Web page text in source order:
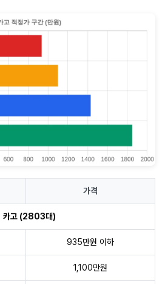
가격
카고 (2803대)
935만원 이하
1,100만원